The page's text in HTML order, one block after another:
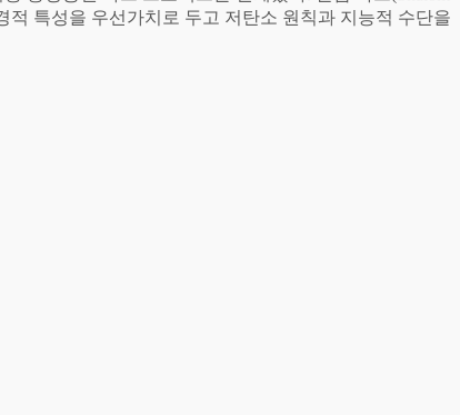
특성을 우선가치로 두고 저탄소 원칙과 지능적 수단을